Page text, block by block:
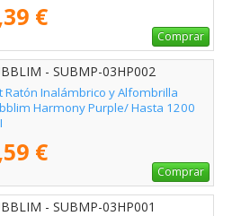
€
Comprar
- SUBMP-03HP002
Ratón Inalámbrico y Alfombrilla
Harmony Purple/ Hasta 1200
€
Comprar
- SUBMP-03HP001